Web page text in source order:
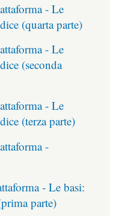
- Le
(quarta parte)
- Le
(seconda
- Le
(terza parte)
-
- Le basi:
parte)